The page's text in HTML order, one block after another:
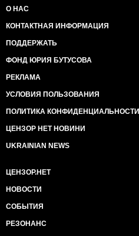
О НАС
КОНТАКТНАЯ ИНФОРМАЦИЯ
ПОДДЕРЖАТЬ
ФОНД ЮРИЯ БУТУСОВА
РЕКЛАМА
УСЛОВИЯ ПОЛЬЗОВАНИЯ
ПОЛИТИКА КОНФИДЕНЦИАЛЬНОСТИ
ЦЕНЗОР НЕТ НОВИНИ
UKRAINIAN NEWS
ЦЕНЗОР.НЕТ
НОВОСТИ
СОБЫТИЯ
РЕЗОНАНС